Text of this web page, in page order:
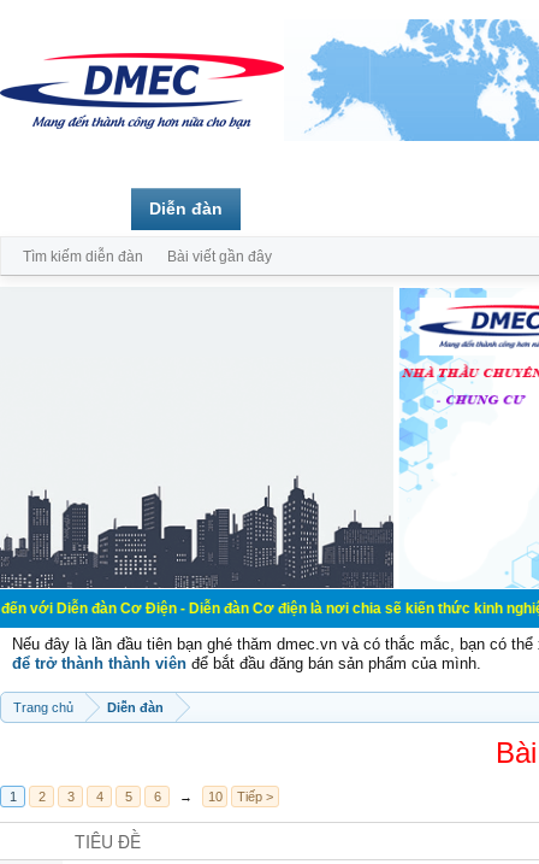
đàn Cơ Điện - Diễn đàn Cơ điện là nơi chia sẽ kiến thức kinh nghiệm trong
Nếu đây là lần đầu tiên bạn ghé thăm dmec.vn và có thắc mắc, bạn có
để trở thành thành viên để bắt đầu đăng bán sản phẩm của mình.
Trang chủ Diễn đàn
1 2 3 4 5 6 → 10 Tiếp >
TIÊU ĐỀ
Diễn đàn
Tìm kiếm diễn đàn Bài viết gần đây